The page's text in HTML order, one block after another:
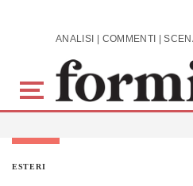
Skip to main content
ESTERI